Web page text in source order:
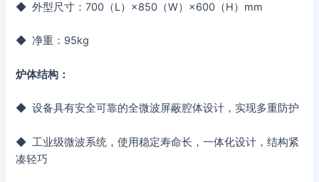
◆ 外型尺寸：700（L）×850（W）×600（H）mm
◆ 净重：95kg
炉体结构：
◆ 设备具有安全可靠的全微波屏蔽腔体设计，实现多重防护
◆ 工业级微波系统，使用稳定寿命长，一体化设计，结构紧
凑轻巧